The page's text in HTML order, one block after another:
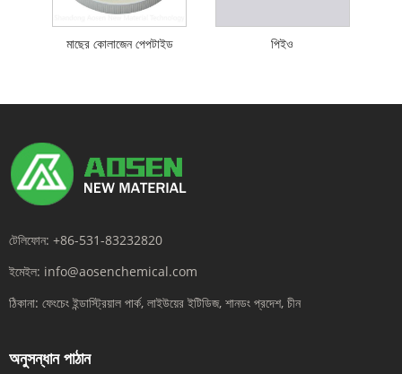
মাছের কোলাজেন পেপটাইড পিইও
টেলিফোন: +86-531-83232820
ইমেইল: info@aosenchemical.com
ঠিকানা: ফেংচেং ইন্ডাস্ট্রিয়াল পার্ক, লাইউয়ের ইটিডিজ, শানডং প্রদেশ, চীন
অনুসন্ধান পাঠান